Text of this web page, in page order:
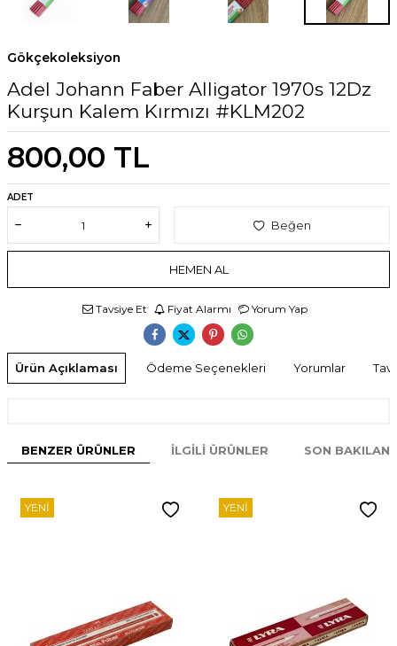
Gökçekoleksiyon
Adel Johann Faber Alligator 1970s 12Dz
Kurşun Kalem Kırmızı #KLM202
800,00 TL
ADET
Beğen
HEMEN AL
Tavsiye Et Fiyat Alarmı Yorum Yap
Ürün Açıklaması Ödeme Seçenekleri Yorumlar
BENZER ÜRÜNLER İLGILI ÜRÜNLER SON
YENI YENI